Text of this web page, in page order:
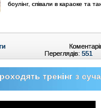
боулінг, співали в караоке та
Переглядів: 551
тренінг з